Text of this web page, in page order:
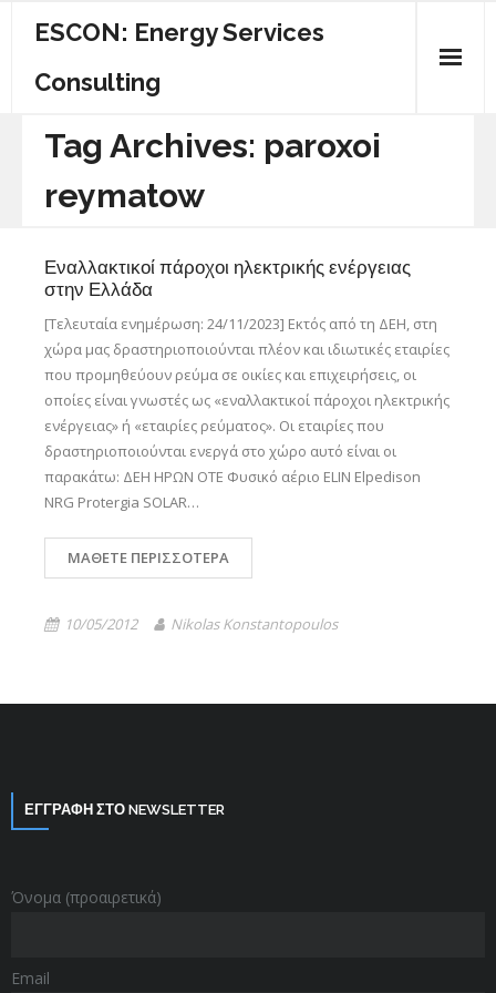
ESCON: Energy Services
Consulting
ΠΟΙΟΙ ΕΙΜΑΣΤΕ
ΚΕΝΤΡΙΚΗ
ΥΠΗΡΕΣΙΕΣ
ΕΠΙΚΟΙΝΩΝΙΑ
Tag Archives: paroxoi
reymatow
Εναλλακτικοί πάροχοι ηλεκτρικής ενέργειας
στην Ελλάδα
[Τελευταία ενημέρωση: 24/11/2023] Εκτός από τη ΔΕΗ, στη
χώρα μας δραστηριοποιούνται πλέον και ιδιωτικές εταιρίες
που προμηθεύουν ρεύμα σε οικίες και επιχειρήσεις, οι
οποίες είναι γνωστές ως «εναλλακτικοί πάροχοι ηλεκτρικής
ενέργειας» ή «εταιρίες ρεύματος». Οι εταιρίες που
δραστηριοποιούνται ενεργά στο χώρο αυτό είναι οι
παρακάτω: ΔΕΗ ΗΡΩΝ ΟΤΕ Φυσικό αέριο ELIN Elpedison
NRG Protergia SOLAR…
ΜΆΘΕΤΕ ΠΕΡΙΣΣΌΤΕΡΑ
10/05/2012 Nikolas Konstantopoulos
ΕΓΓΡΑΦΗ ΣΤΟ NEWSLETTER
Όνομα (προαιρετικά)
Email